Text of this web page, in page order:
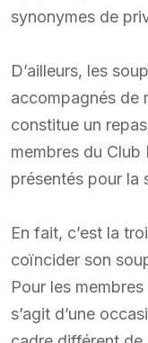
synonymes de
D’ailleurs, les
accompagnés de
constitue un
membres du Club
présentés pour la
En fait, c’est la
coïncider son
Pour les
s’agit d’une